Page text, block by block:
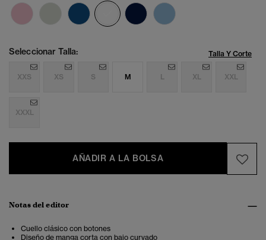
seleccionado
Seleccionar Talla: Talla Y Corte
XXS XS S M L XL XXL
XXXL
AÑADIR A LA BOLSA
Notas del editor
Cuello clásico con botones
Diseño de manga corta con bajo curvado